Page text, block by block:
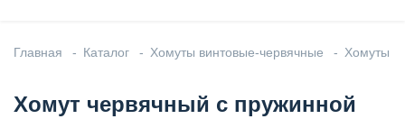
Главная Каталог Хомуты винтовые-червячные Хомуты
Хомут червячный с пружинной